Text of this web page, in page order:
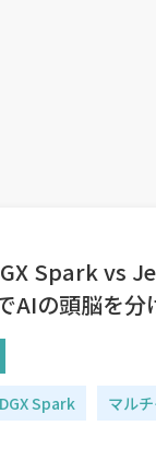
Spark vs
AIの頭脳を
DGX Spark マル